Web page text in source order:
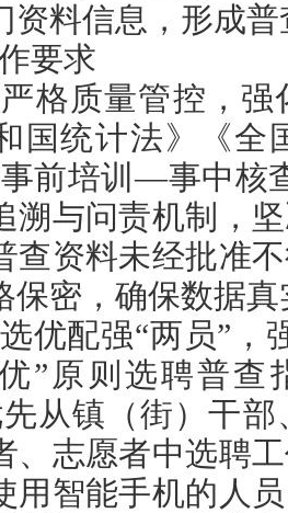
资料信息，形成
要求
严格质量管控，
国统计法》《全
前培训—事中核
溯与问责机制，
查资料未经批准
保密，确保数据
选优配强“两员”
”原则选聘普查
先从镇（街）干
、志愿者中选聘
用智能手机的人